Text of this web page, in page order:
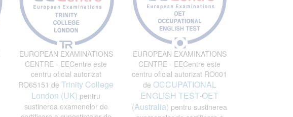
EUROPEAN EXAMINATIONS
CENTRE - EECentre este
centru oficial autorizat
RO65151 de Trinity College
London (UK) pentru
sustinerea examenelor de
EUROPEAN EXAMINATIONS
CENTRE - EECentre este
centru oficial autorizat RO001
de OCCUPATIONAL
ENGLISH TEST-OET
(Australia) pentru sustinerea